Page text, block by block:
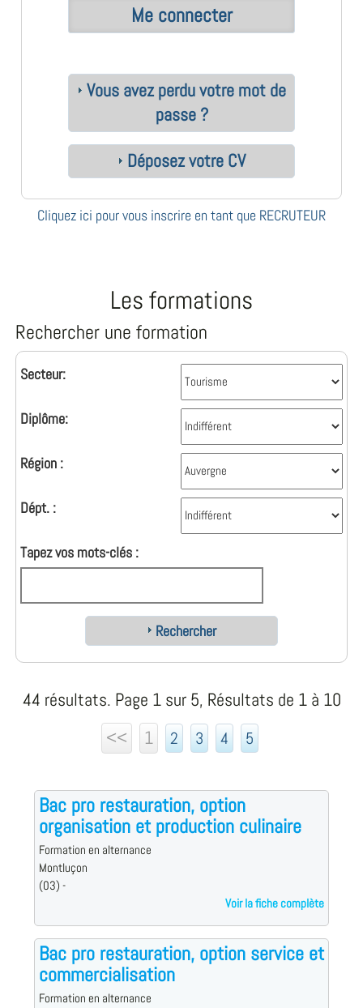
Vous avez perdu votre mot de
passe ?
Déposez votre CV
Cliquez ici pour vous inscrire en tant que RECRUTEUR
Les formations
Rechercher une formation
Secteur:
Diplôme:
Région :
Dépt. :
Tapez vos mots-clés :
Rechercher
44 résultats. Page 1 sur 5, Résultats de 1 à 10
<<
1 2 3 4 5
Bac pro restauration, option
organisation et production culinaire
Formation en alternance
Montluçon
(03) -
Voir la fiche complète
Bac pro restauration, option service et
commercialisation
Formation en alternance